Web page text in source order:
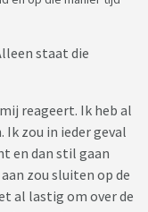
staat die
reageert. Ik heb al
Ik zou in ieder geval
en dan stil gaan
zou sluiten op de
al lastig om over de